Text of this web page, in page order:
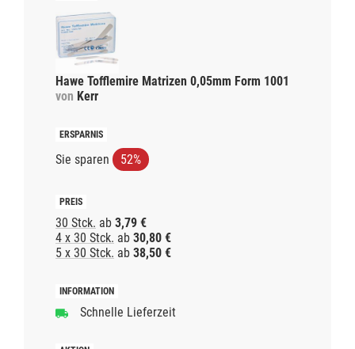
Hawe Tofflemire Matrizen 0,05mm Form 1001
von Kerr
Sie sparen 52%
30 Stck. ab 3,79 €
4 x 30 Stck. ab 30,80 €
5 x 30 Stck. ab 38,50 €
Schnelle Lieferzeit